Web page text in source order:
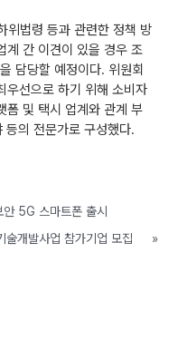
위법령 등과 관련한 정책 방
계 간 이견이 있을 경우 조
담당할 예정이다. 위원회
우선으로 하기 위해 소비자
폼 및 택시 업계와 관계 부
의 전문가로 구성했다.
5G 스마트폰 출시
개발사업 참가기업 모집
»